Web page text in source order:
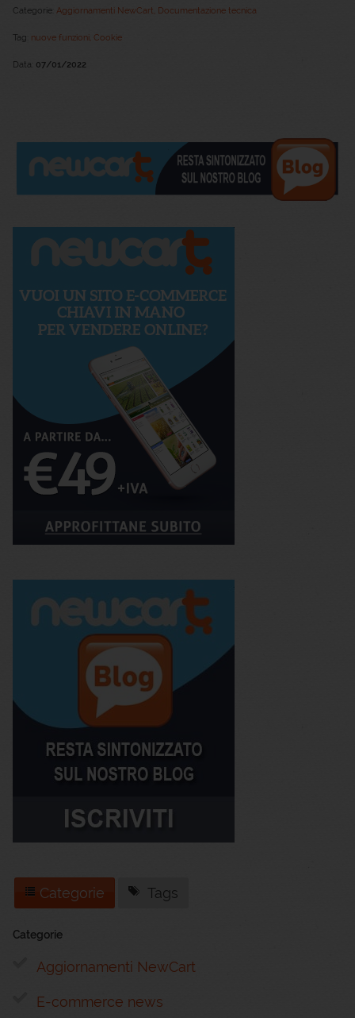
Categorie: Aggiornamenti NewCart Documentazione tecnica
Tag: nuove funzioni, Cookie
Data: 07/01/2022
Categorie Tags
Categorie
Aggiornamenti NewCart
E-commerce news